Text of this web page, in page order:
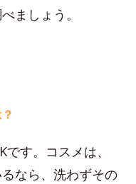
ましょう。
す。コスメは、
なら、洗わずその